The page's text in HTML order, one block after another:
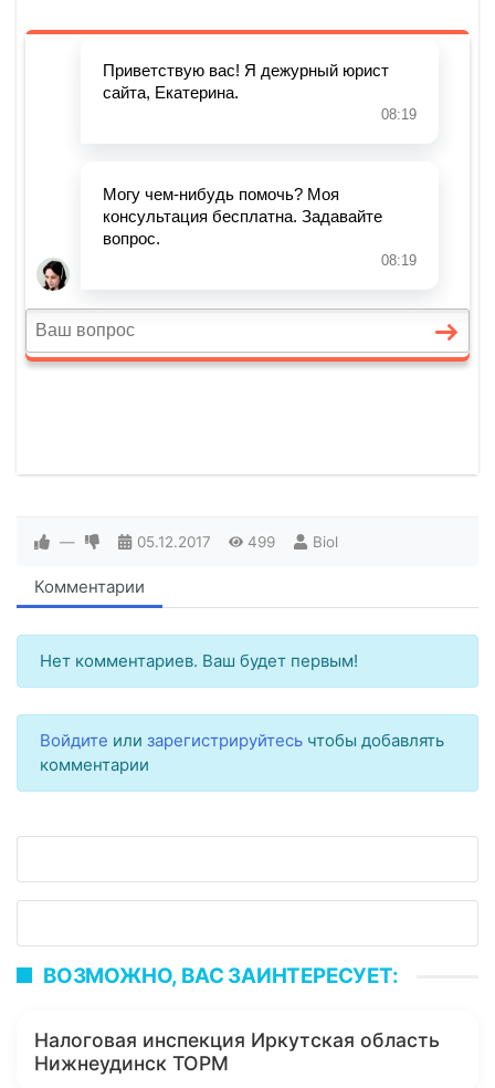
— 05.12.2017 499 Biol
Комментарии
Нет комментариев. Ваш будет первым!
Войдите или зарегистрируйтесь чтобы добавлять
комментарии
ВОЗМОЖНО, ВАС ЗАИНТЕРЕСУЕТ:
Налоговая инспекция Иркутская область
Нижнеудинск ТОРМ